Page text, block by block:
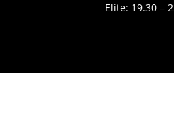
Elite: 19.30 –